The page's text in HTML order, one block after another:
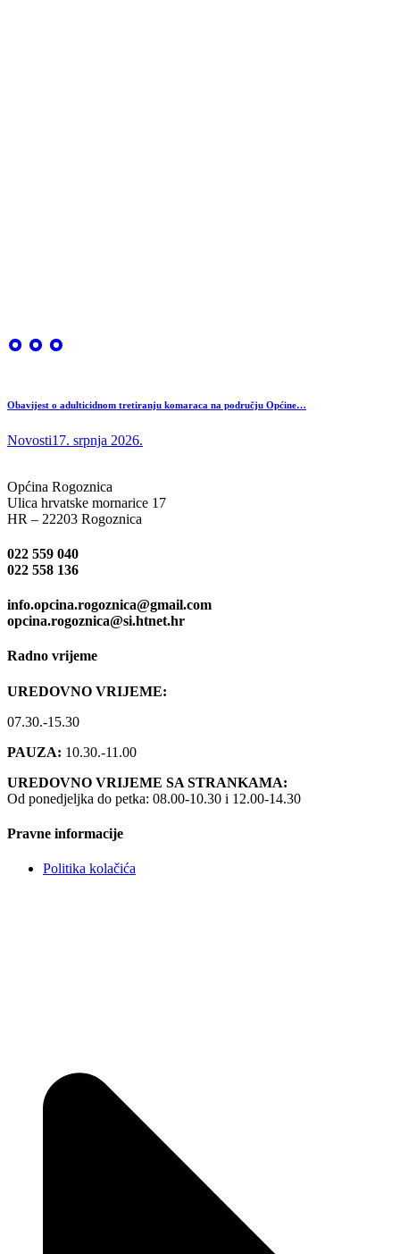
Obavijest o adulticidnom tretiranju komaraca na području Općine…
Novosti17. srpnja 2026.
Općina Rogoznica
Ulica hrvatske mornarice 17
HR – 22203 Rogoznica
022 559 040
022 558 136
info.opcina.rogoznica@gmail.com
opcina.rogoznica@si.htnet.hr
Radno vrijeme
UREDOVNO VRIJEME:
07.30.-15.30
PAUZA: 10.30.-11.00
UREDOVNO VRIJEME SA STRANKAMA:
Od ponedjeljka do petka: 08.00-10.30 i 12.00-14.30
Pravne informacije
Politika kolačića